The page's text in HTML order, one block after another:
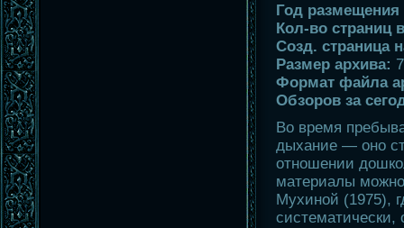
Год размещения
Кол-во страниц
Созд. страница
Размер архива:
Формат файла
Обзоров за
Во время
дыхание — оно
отношении
материалы можно
Мухиной (1975),
систематически,